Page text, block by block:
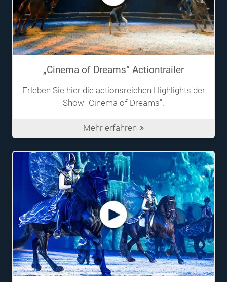
„Cinema of Dreams“ Actiontrailer
Erleben Sie hier die actionsreichen Highlights der
Show "Cinema of Dreams".
Mehr erfahren